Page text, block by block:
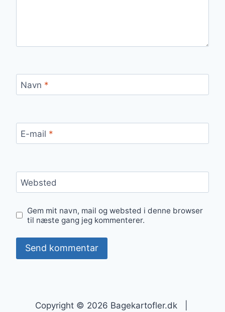
Navn *
E-mail *
Websted
Gem mit navn, mail og websted i denne browser
til næste gang jeg kommenterer.
Copyright © 2026 Bagekartofler.dk |